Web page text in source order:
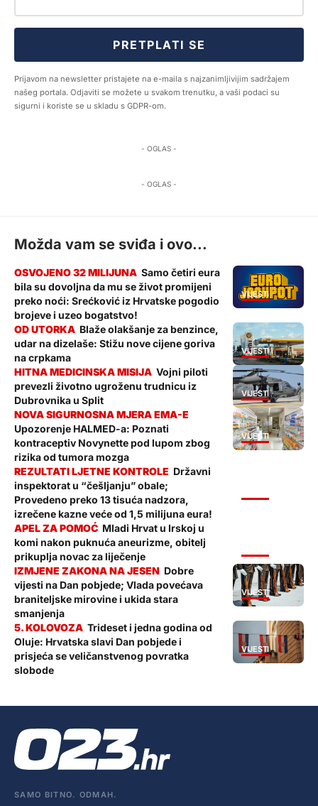
PRETPLATI SE
Prijavom na newsletter pristajete na e-maila s najzanimljivijim sadržajem
našeg portala. Odjaviti se možete u svakom trenutku, a vaši podaci su
sigurni i koriste se u skladu s GDPR-om.
- OGLAS -
- OGLAS -
Možda vam se sviđa i ovo...
VIJESTI
Samo četiri eura
bila su dovoljna da mu se život promijeni
preko noći: Srećković iz Hrvatske pogodio
brojeve i uzeo bogatstvo!
VIJESTI
Blaže olakšanje za benzince,
udar na dizelaše: Stižu nove cijene goriva
na crpkama
VIJESTI
Vojni piloti
prevezli životno ugroženu trudnicu iz
Dubrovnika u Split
VIJESTI
Upozorenje HALMED-a: Poznati
kontraceptiv Novynette pod lupom zbog
rizika od tumora mozga
Državni
inspektorat u “češljanju” obale;
Provedeno preko 13 tisuća nadzora,
izrečene kazne veće od 1,5 milijuna eura!
Mladi Hrvat u Irskoj u
komi nakon puknuća aneurizme, obitelj
prikuplja novac za liječenje
VIJESTI
Dobre
vijesti na Dan pobjede; Vlada povećava
braniteljske mirovine i ukida stara
smanjenja
VIJESTI
Trideset i jedna godina od
Oluje: Hrvatska slavi Dan pobjede i
prisjeća se veličanstvenog povratka
slobode
SAMO BITNO. ODMAH.